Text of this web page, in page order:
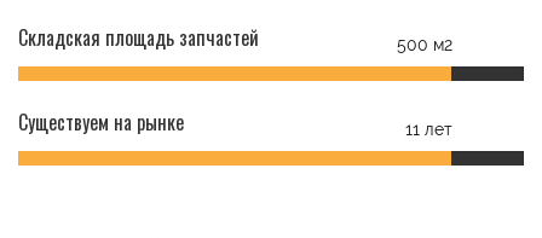
Складская площадь запчастей 500 м2
Существуем на рынке 11 лет